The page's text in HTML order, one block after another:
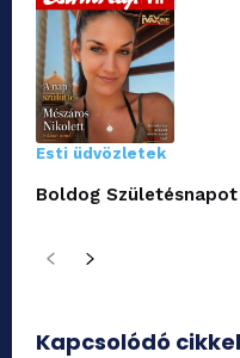
Esti üdvözletek
Boldog
Kapcsolódó